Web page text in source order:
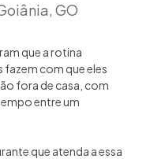
que a rotina
fazem com que eles
fora de casa, com
entre um
que atenda a essa